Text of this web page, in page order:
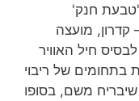
'טבעת חנק'
קדרון, מועצה
חיל האוויר
בתחומים של ריבוי
משם, בסופו